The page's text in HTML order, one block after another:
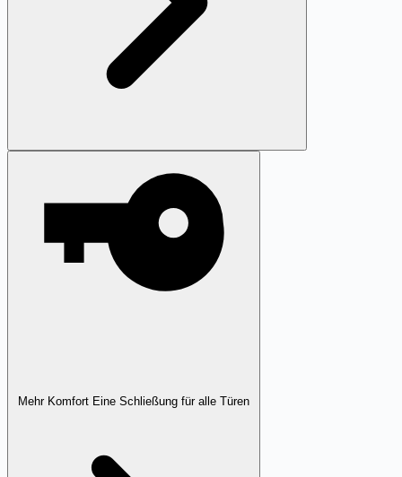
Mehr Komfort Eine Schließung für alle Türen